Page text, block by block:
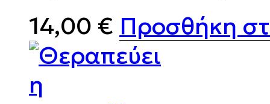
14,00 € Προσθήκη